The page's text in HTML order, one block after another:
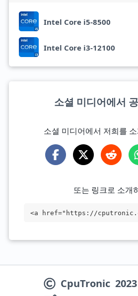
Intel Core i5-8500
Intel Core i3-12100
소셜 미디어에서
소셜 미디어에서 저희를
또는 링크로 소개
<a href="https://
CpuTronic 2023